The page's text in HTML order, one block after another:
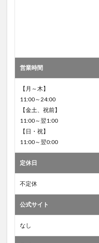
営業時間
【月～木】
11:00～24:00
【金土、祝前】
11:00～翌1:00
【日・祝】
11:00～翌0:00
定休日
不定休
公式サイト
なし